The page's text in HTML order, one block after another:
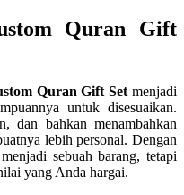
Quran Gift
Quran Gift Set menjadi
untuk disesuaikan.
dan bahkan menambahkan
lebih personal. Dengan
sebuah barang, tetapi
yang Anda hargai.